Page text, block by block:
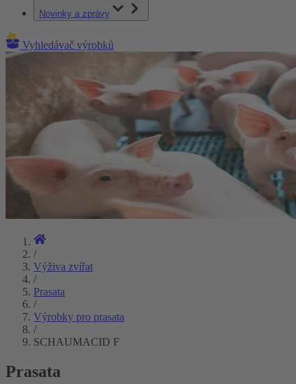
Novinky a zprávy
Vyhledávač výrobků
/
Výživa zvířat
/
Prasata
/
Výrobky pro prasata
/
SCHAUMACID F
Prasata